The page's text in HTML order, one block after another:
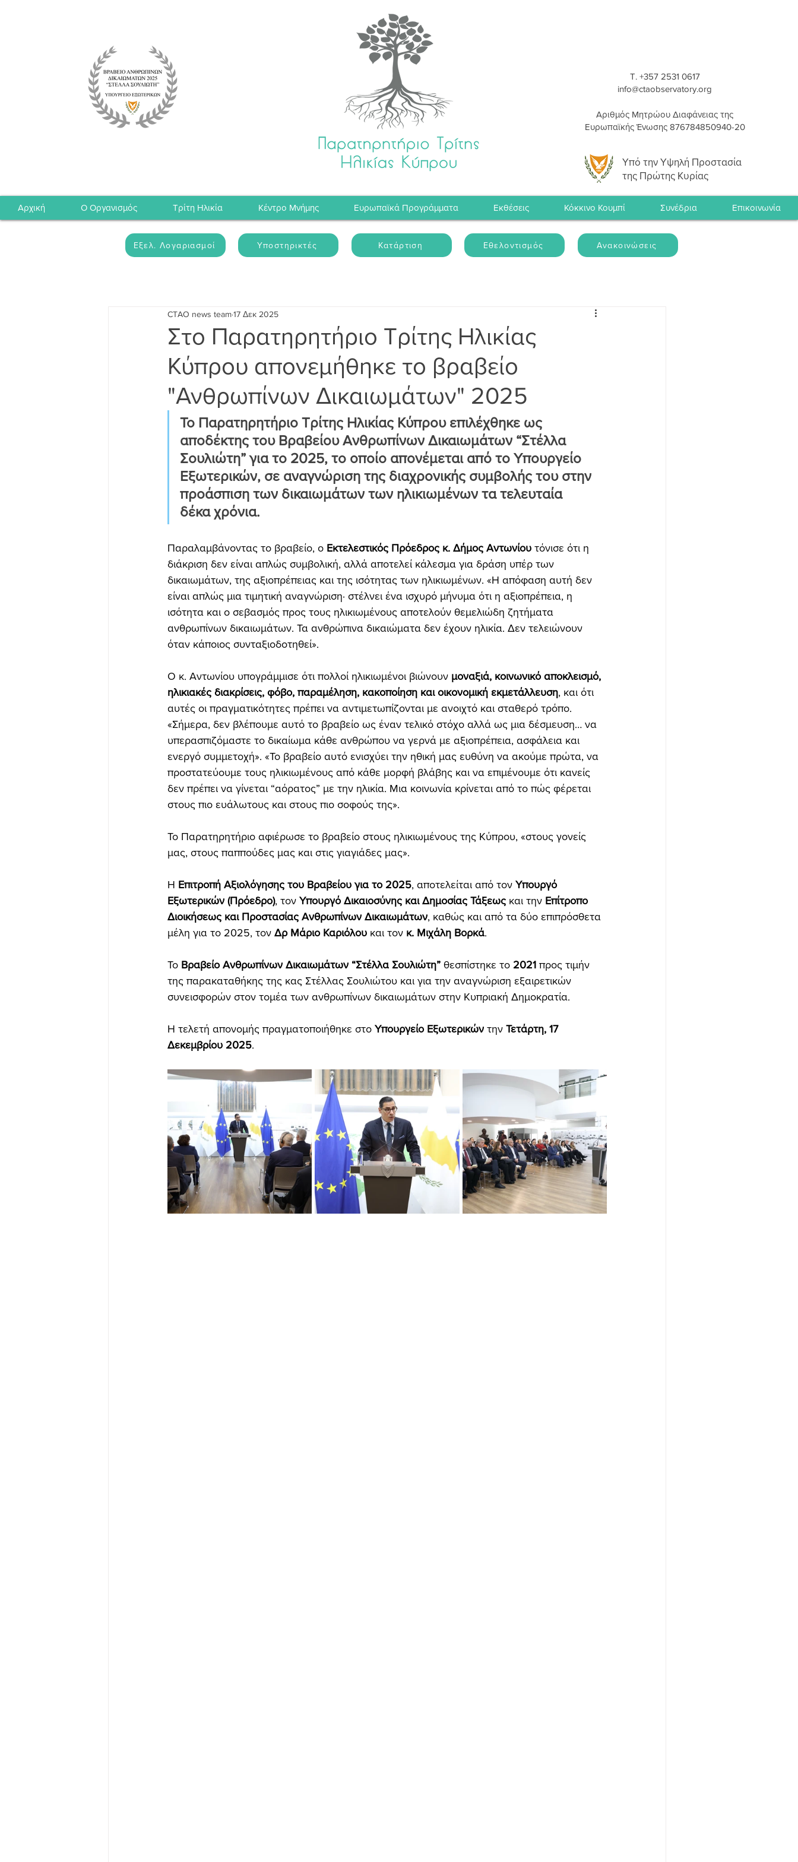
T. +357 2531 0617
info@ctaobservatory.org
Αριθμός Μητρώου Διαφάνειας της
Ευρωπαϊκής Ένωσης 876784850940-20
Υπό την Υψηλή Προστασία
της Πρώτης Κυρίας
Αρχική Ο Οργανισμός Τρίτη Ηλικία Κέντρο Μνήμης Ευρωπαϊκά Προγράμματα Εκθέσεις Κόκκινο Κουμπί Συνέδρια Επικοινωνία
Εξελ. Λογαριασμοί Υποστηρικτές Κατάρτιση Εθελοντισμός Ανακοινώσεις
Στο Παρατηρητήριο Τρίτης Ηλικίας
Κύπρου απονεμήθηκε το βραβείο
"Ανθρωπίνων Δικαιωμάτων" 2025
CTAO news team17 Δεκ 2025
Το Παρατηρητήριο Τρίτης Ηλικίας Κύπρου επιλέχθηκε ως
αποδέκτης του Βραβείου Ανθρωπίνων Δικαιωμάτων “Στέλλα
Σουλιώτη” για το 2025, το οποίο απονέμεται από το Υπουργείο
Εξωτερικών, σε αναγνώριση της διαχρονικής συμβολής του στην
προάσπιση των δικαιωμάτων των ηλικιωμένων τα τελευταία
δέκα χρόνια.
Παραλαμβάνοντας το βραβείο, ο Εκτελεστικός Πρόεδρος κ. Δήμος Αντωνίου τόνισε ότι η
διάκριση δεν είναι απλώς συμβολική, αλλά αποτελεί κάλεσμα για δράση υπέρ των
δικαιωμάτων, της αξιοπρέπειας και της ισότητας των ηλικιωμένων. «Η απόφαση αυτή δεν
είναι απλώς μια τιμητική αναγνώριση· στέλνει ένα ισχυρό μήνυμα ότι η αξιοπρέπεια, η
ισότητα και ο σεβασμός προς τους ηλικιωμένους αποτελούν θεμελιώδη ζητήματα
ανθρωπίνων δικαιωμάτων. Τα ανθρώπινα δικαιώματα δεν έχουν ηλικία. Δεν τελειώνουν
όταν κάποιος συνταξιοδοτηθεί».
Ο κ. Αντωνίου υπογράμμισε ότι πολλοί ηλικιωμένοι βιώνουν μοναξιά, κοινωνικό αποκλεισμό,
ηλικιακές διακρίσεις, φόβο, παραμέληση, κακοποίηση και οικονομική εκμετάλλευση, και ότι
αυτές οι πραγματικότητες πρέπει να αντιμετωπίζονται με ανοιχτό και σταθερό τρόπο.
«Σήμερα, δεν βλέπουμε αυτό το βραβείο ως έναν τελικό στόχο αλλά ως μια δέσμευση… να
υπερασπιζόμαστε το δικαίωμα κάθε ανθρώπου να γερνά με αξιοπρέπεια, ασφάλεια και
ενεργό συμμετοχή». «Το βραβείο αυτό ενισχύει την ηθική μας ευθύνη να ακούμε πρώτα, να
προστατεύουμε τους ηλικιωμένους από κάθε μορφή βλάβης και να επιμένουμε ότι κανείς
δεν πρέπει να γίνεται “αόρατος” με την ηλικία. Μια κοινωνία κρίνεται από το πώς φέρεται
στους πιο ευάλωτους και στους πιο σοφούς της».
Το Παρατηρητήριο αφιέρωσε το βραβείο στους ηλικιωμένους της Κύπρου, «στους γονείς
μας, στους παππούδες μας και στις γιαγιάδες μας».
Η Επιτροπή Αξιολόγησης του Βραβείου για το 2025, αποτελείται από τον Υπουργό
Εξωτερικών (Πρόεδρο), τον Υπουργό Δικαιοσύνης και Δημοσίας Τάξεως και την Επίτροπο
Διοικήσεως και Προστασίας Ανθρωπίνων Δικαιωμάτων, καθώς και από τα δύο επιπρόσθετα
μέλη για το 2025, τον Δρ Μάριο Καριόλου και τον κ. Μιχάλη Βορκά.
Το Βραβείο Ανθρωπίνων Δικαιωμάτων “Στέλλα Σουλιώτη” θεσπίστηκε το 2021 προς τιμήν
της παρακαταθήκης της κας Στέλλας Σουλιώτου και για την αναγνώριση εξαιρετικών
συνεισφορών στον τομέα των ανθρωπίνων δικαιωμάτων στην Κυπριακή Δημοκρατία.
Η τελετή απονομής πραγματοποιήθηκε στο Υπουργείο Εξωτερικών την Τετάρτη, 17
Δεκεμβρίου 2025.